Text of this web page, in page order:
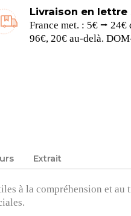
Livraison en lettre
France met. : 5€ ⭢
96€, 20€ au-delà.
Extrait
à la compréhension et au